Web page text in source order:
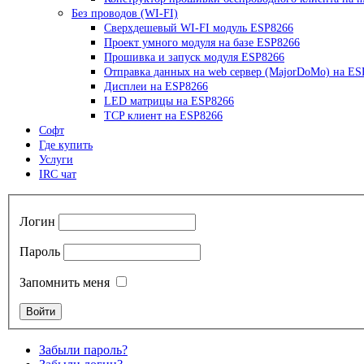
Без проводов (WI-FI)
Сверхдешевый WI-FI модуль ESP8266
Проект умного модуля на базе ESP8266
Прошивка и запуск модуля ESP8266
Отправка данных на web сервер (MajorDoMo) на
Дисплеи на ESP8266
LED матрицы на ESP8266
TCP клиент на ESP8266
Софт
Где купить
Услуги
IRC чат
Логин
Пароль
Запомнить меня
Забыли пароль?